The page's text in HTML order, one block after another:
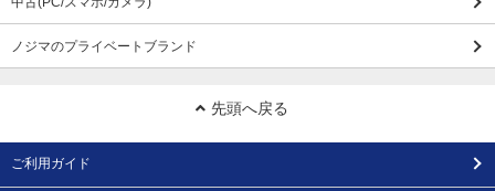
ノジマのプライベートブランド
先頭へ戻る
ご利用ガイド